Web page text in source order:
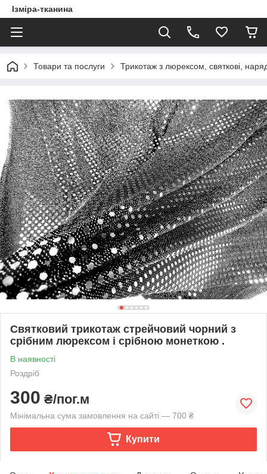
Ізміра-тканина
Товари та послуги Трикотаж з люрексом, святкові,
Святковий трикотаж стрейчовий чорний з
срібним люрексом і срібною монеткою .
В наявності
Роздріб
300 ₴/пог.м
Мінімальна сума замовлення на сайті — 700 ₴
Купити